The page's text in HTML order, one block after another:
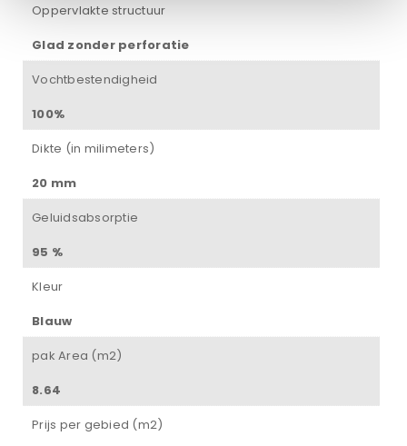
Oppervlakte structuur
Glad zonder perforatie
Vochtbestendigheid
100%
Dikte (in milimeters)
20 mm
Geluidsabsorptie
95 %
Kleur
Blauw
pak Area (m2)
8.64
Prijs per gebied (m2)